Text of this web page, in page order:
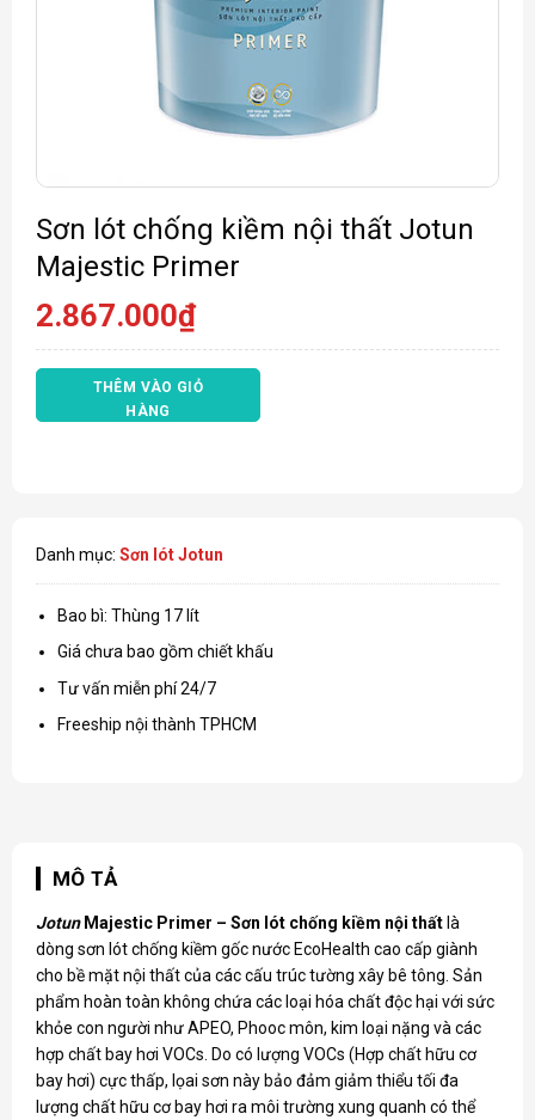
Sơn lót chống kiềm nội thất Jotun
Majestic Primer
2.867.000₫
THÊM VÀO GIỎ
HÀNG
Danh mục: Sơn lót Jotun
Bao bì: Thùng 17 lít
Giá chưa bao gồm chiết khấu
Tư vấn miễn phí 24/7
Freeship nội thành TPHCM
MÔ TẢ
JotunMajestic Primer – Sơn lót chống kiềm nội thất là
dòng sơn lót chống kiềm gốc nước EcoHealth cao cấp giành
cho bề mặt nội thất của các cấu trúc tường xây bê tông. Sản
phẩm hoàn toàn không chứa các loại hóa chất độc hại với sức
khỏe con người như APEO, Phooc môn, kim loại nặng và các
hợp chất bay hơi VOCs. Do có lượng VOCs (Hợp chất hữu cơ
bay hơi) cực thấp, lọai sơn này bảo đảm giảm thiểu tối đa
lượng chất hữu cơ bay hơi ra môi trường xung quanh có thể